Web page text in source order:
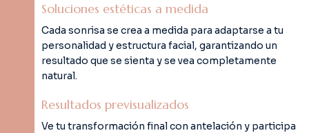
Soluciones estéticas a medida
Cada sonrisa se crea a medida para adaptarse a tu
personalidad y estructura facial, garantizando un
resultado que se sienta y se vea completamente
natural.
Resultados previsualizados
Ve tu transformación final con antelación y participa